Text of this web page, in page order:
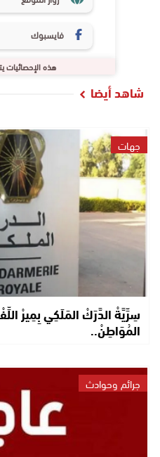
فايسبوك
هذه الإحصائيات
شاهد أيضا
جهات
سِرِّيَّةْ الدَّرَكْ المَلَكِي بِمِيرْ
المُوَاطِنْ..
جرائم وحوادث